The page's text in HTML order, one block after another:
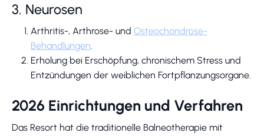
3. Neurosen
Arthritis-, Arthrose- und Osteochondrose-
Behandlungen.
Erholung bei Erschöpfung, chronischem Stress und
Entzündungen der weiblichen Fortpflanzungsorgane.
2026 Einrichtungen und Verfahren
Das Resort hat die traditionelle Balneotherapie mit